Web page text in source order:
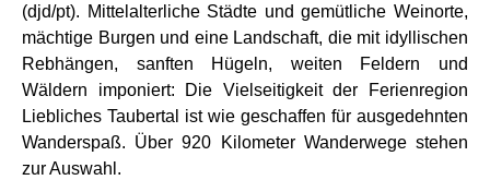
(djd/pt). Mittelalterliche Städte und gemütliche Weinorte,
mächtige Burgen und eine Landschaft, die mit idyllischen
Rebhängen, sanften Hügeln, weiten Feldern und
Wäldern imponiert: Die Vielseitigkeit der Ferienregion
Liebliches Taubertal ist wie geschaffen für ausgedehnten
Wanderspaß. Über 920 Kilometer Wanderwege stehen
zur Auswahl.